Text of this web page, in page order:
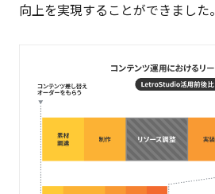
向上を実現することができました。